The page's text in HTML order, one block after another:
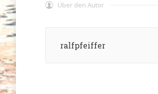
Über den Autor
ralfpfeiffer